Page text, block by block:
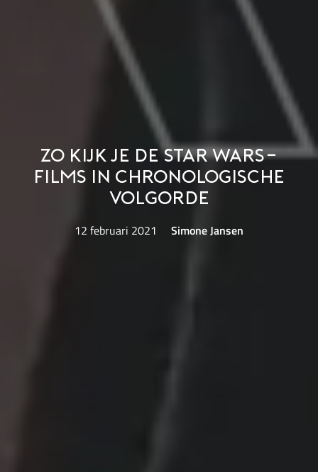
Zo kijk je de Star Wars-
films in chronologische
volgorde
12 februari 2021 Simone Jansen